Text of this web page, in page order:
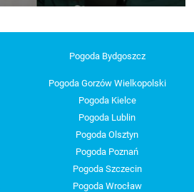
Pogoda Bydgoszcz
Pogoda Gorzów Wielkopolski
Pogoda Kielce
Pogoda Lublin
Pogoda Olsztyn
Pogoda Poznań
Pogoda Szczecin
Pogoda Wrocław